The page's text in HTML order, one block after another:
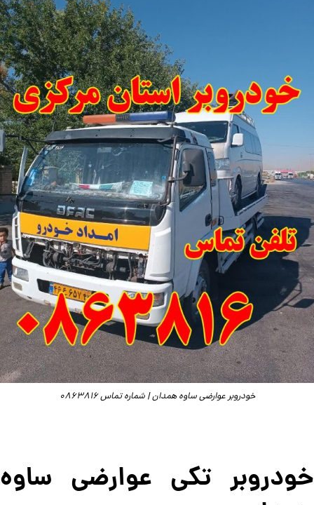
خودروبر عوارضی ساوه همدان | شماره تماس 0863816
خودروبر تکی عوارضی ساوه